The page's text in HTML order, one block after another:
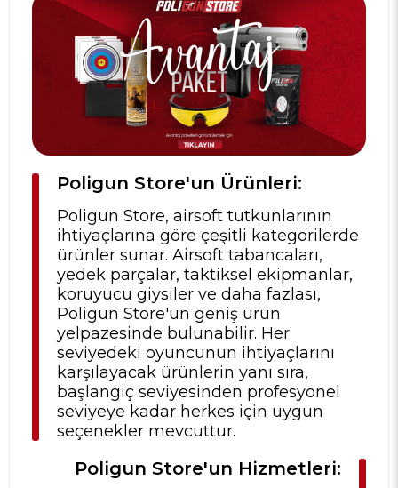
Poligun Store'un Ürünleri:
Poligun Store, airsoft tutkunlarının
ihtiyaçlarına göre çeşitli kategorilerde
ürünler sunar. Airsoft tabancaları,
yedek parçalar, taktiksel ekipmanlar,
koruyucu giysiler ve daha fazlası,
Poligun Store'un geniş ürün
yelpazesinde bulunabilir. Her
seviyedeki oyuncunun ihtiyaçlarını
karşılayacak ürünlerin yanı sıra,
başlangıç seviyesinden profesyonel
seviyeye kadar herkes için uygun
seçenekler mevcuttur.
Poligun Store'un Hizmetleri: